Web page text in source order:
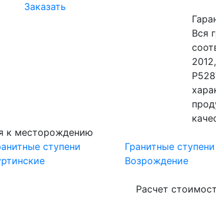
Заказать
Вся
к месторождению
ступени
Гранитные ступени
Возрождение
Расчет